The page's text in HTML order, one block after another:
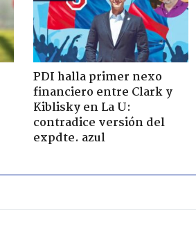
PDI halla primer nexo
financiero entre Clark y
Kiblisky en La U:
contradice versión del
expdte. azul